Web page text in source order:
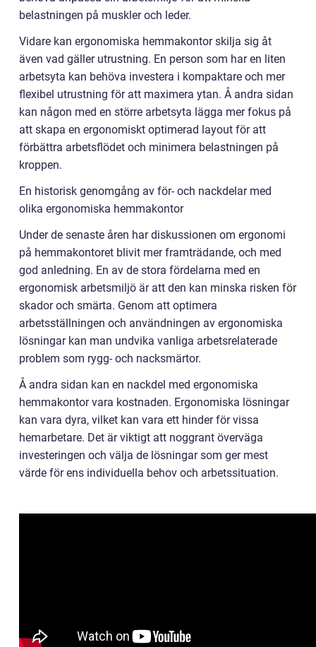
belastningen på muskler och leder.
Vidare kan ergonomiska hemmakontor skilja sig åt
även vad gäller utrustning. En person som har en liten
arbetsyta kan behöva investera i kompaktare och mer
flexibel utrustning för att maximera ytan. Å andra sidan
kan någon med en större arbetsyta lägga mer fokus på
att skapa en ergonomiskt optimerad layout för att
förbättra arbetsflödet och minimera belastningen på
kroppen.
En historisk genomgång av för- och nackdelar med
olika ergonomiska hemmakontor
Under de senaste åren har diskussionen om ergonomi
på hemmakontoret blivit mer framträdande, och med
god anledning. En av de stora fördelarna med en
ergonomisk arbetsmiljö är att den kan minska risken för
skador och smärta. Genom att optimera
arbetsställningen och användningen av ergonomiska
lösningar kan man undvika vanliga arbetsrelaterade
problem som rygg- och nacksmärtor.
Å andra sidan kan en nackdel med ergonomiska
hemmakontor vara kostnaden. Ergonomiska lösningar
kan vara dyra, vilket kan vara ett hinder för vissa
hemarbetare. Det är viktigt att noggrant överväga
investeringen och välja de lösningar som ger mest
värde för ens individuella behov och arbetssituation.